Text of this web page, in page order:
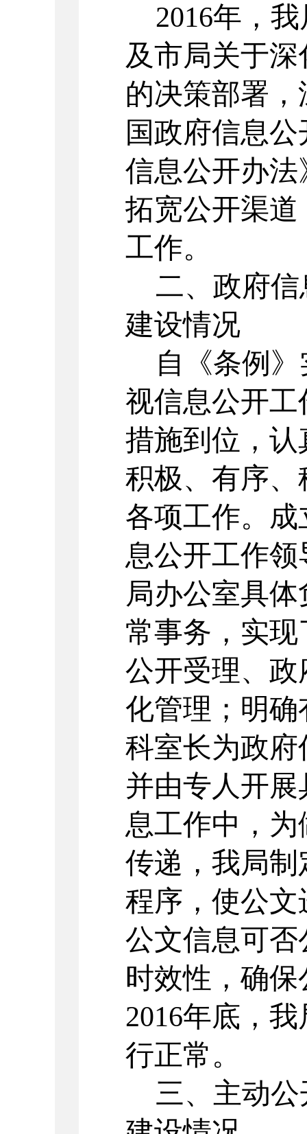
2016年，我
及市局关于
的决策部署
国政府信息
信息公开办
拓宽公开渠
工作。
二、政府
建设情况
自《条例》
视信息公开
措施到位，
积极、有序
各项工作。
息公开工作
局办公室具
常事务，实
公开受理、
化管理；明
科室长为政
并由专人开
息工作中，
传递，我局
程序，使公
公文信息可
时效性，确
2016年底，
行正常。
三、主动